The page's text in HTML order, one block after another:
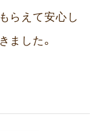
らえて安心し
ました。